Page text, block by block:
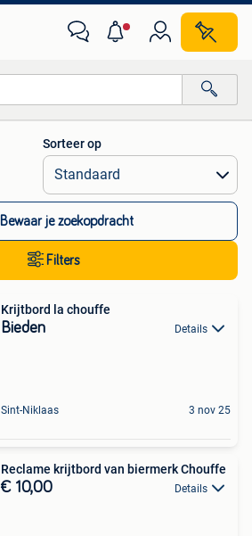
Alle afstanden…
Sorteer op
Bewaar je zoekopdracht
Filters
Krijtbord la chouffe
Bieden Details
Sint-Niklaas 3 nov 25
Reclame krijtbord van biermerk Chouffe
€ 10,00 Details